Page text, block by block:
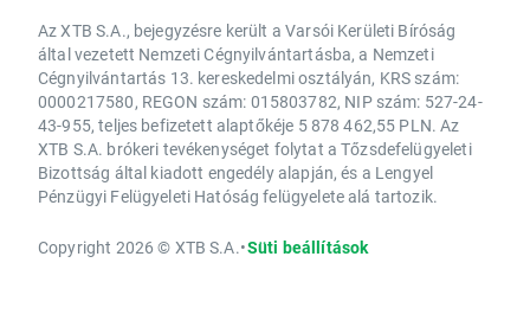
Az XTB S.A., bejegyzésre került a Varsói Kerületi Bíróság
által vezetett Nemzeti Cégnyilvántartásba, a Nemzeti
Cégnyilvántartás 13. kereskedelmi osztályán, KRS szám:
0000217580, REGON szám: 015803782, NIP szám: 527-24-
43-955, teljes befizetett alaptőkéje 5 878 462,55 PLN. Az
XTB S.A. brókeri tevékenységet folytat a Tőzsdefelügyeleti
Bizottság által kiadott engedély alapján, és a Lengyel
Pénzügyi Felügyeleti Hatóság felügyelete alá tartozik.
Copyright 2026 © XTB S.A.•Süti beállítások